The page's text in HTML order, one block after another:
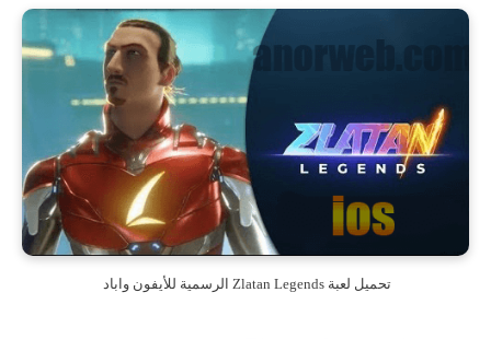
تحميل لعبة Zlatan Legends الرسمية للأيفون واباد